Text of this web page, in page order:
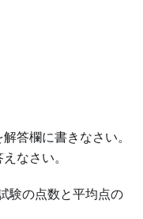
答欄に書きなさい。
なさい。
験の点数と平均点の